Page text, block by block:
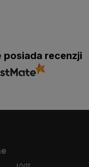
posiada recenzji
Łódź